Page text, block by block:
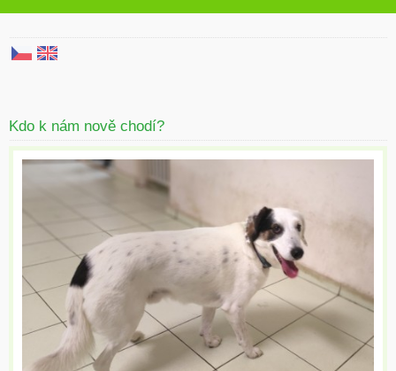
Kdo k nám nově chodí?